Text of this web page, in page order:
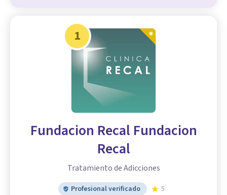
1
Fundacion Recal Fundacion
Recal
Tratamiento de Adicciones
Profesional verificado 5